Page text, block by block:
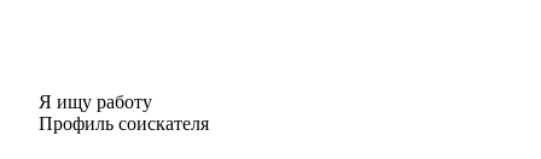
Я ищу работу
Профиль соискателя